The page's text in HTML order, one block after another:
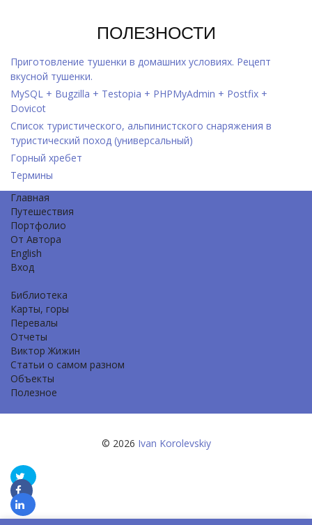
ПОЛЕЗНОСТИ
Приготовление тушенки в домашних условиях. Рецепт
вкусной тушенки.
MySQL + Bugzilla + Testopia + PHPMyAdmin + Postfix +
Dovicot
Список туристического, альпинистского снаряжения в
туристический поход (универсальный)
Горный хребет
Термины
Главная
Путешествия
Портфолио
От Автора
English
Вход
Библиотека
Карты, горы
Перевалы
Отчеты
Виктор Жижин
Статьи о самом разном
Объекты
Полезное
© 2026 Ivan Korolevskiy